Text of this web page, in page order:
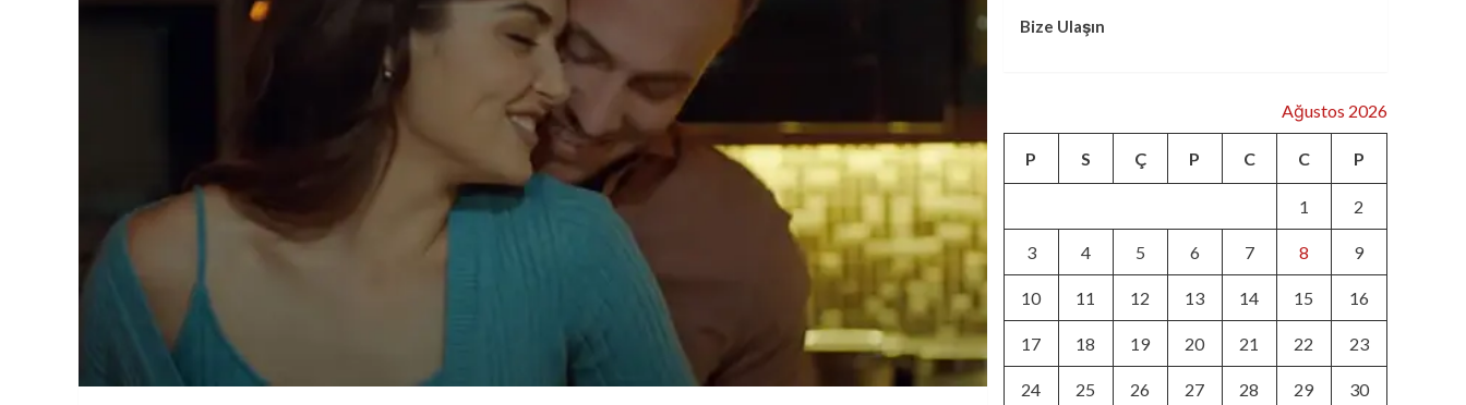
Bize Ulaşın
Ağustos 2026
P S Ç P C C P
1 2
3 4 5 6 7 8 9
10 11 12 13 14 15 16
17 18 19 20 21 22 23
24 25 26 27 28 29 30